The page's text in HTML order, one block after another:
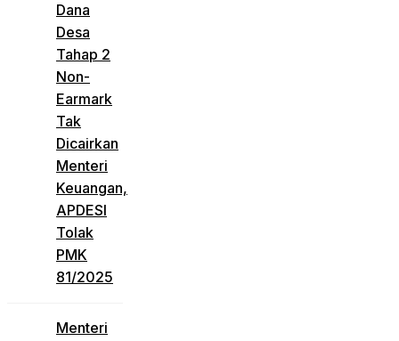
Dana
Desa
Tahap 2
Non-
Earmark
Tak
Dicairkan
Menteri
Keuangan,
APDESI
Tolak
PMK
81/2025
Menteri